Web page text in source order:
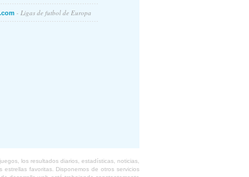
- Ligas de futbol de Europa
los resultados diarios, estadísticas, noticias,
favoritas. Disponemos de otros servicios